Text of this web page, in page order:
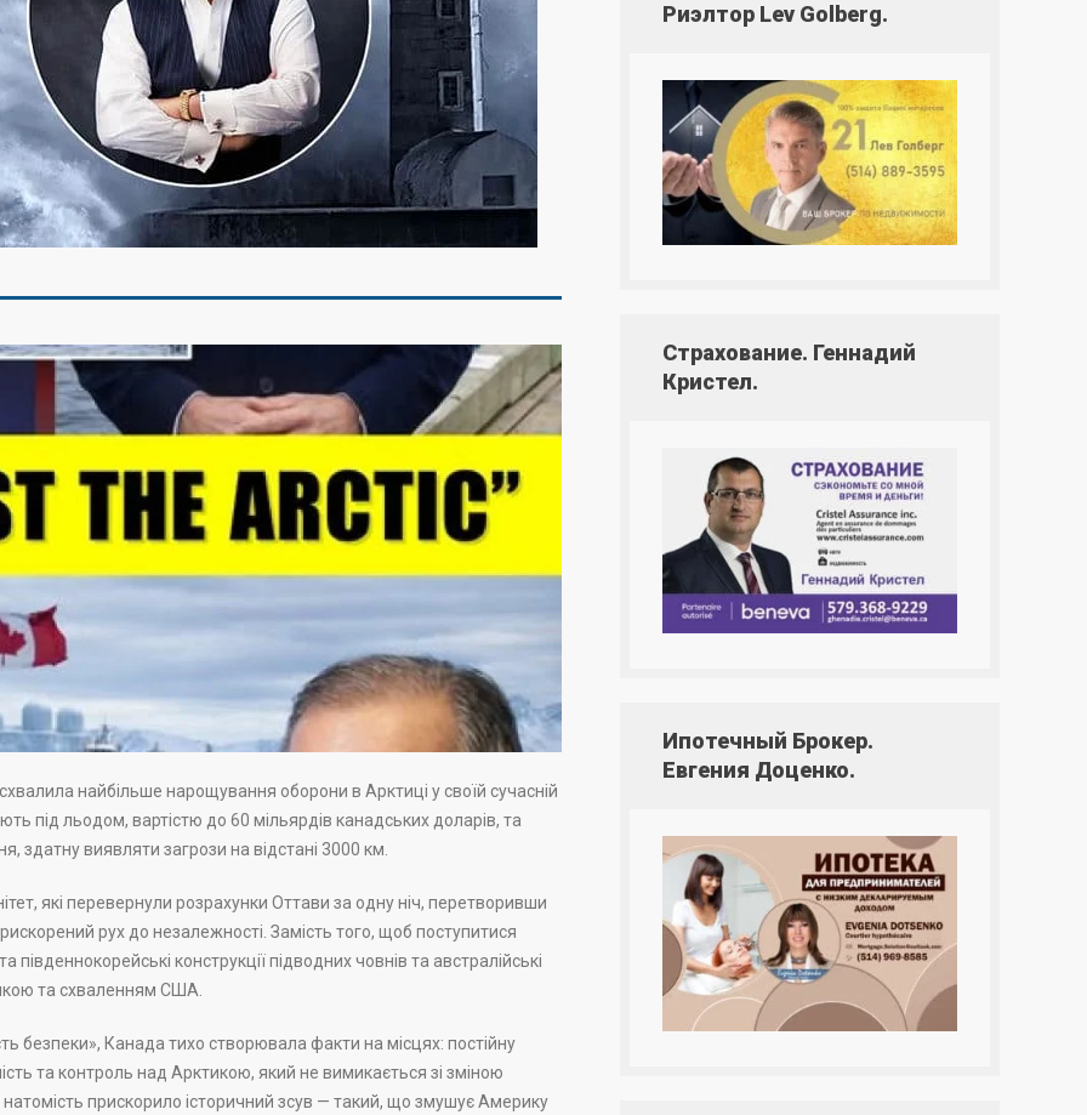
найбільше нарощування оборони в Арктиці у своїй сучасній
під льодом, вартістю до 60 мільярдів канадських доларів, та
здатну виявляти загрози на відстані 3000 км.
які перевернули розрахунки Оттави за одну ніч, перетворивши
рух до незалежності. Замість того, щоб поступитися
конструкції підводних човнів та австралійські
та схваленням США.
безпеки», Канада тихо створювала факти на місцях: постійну
та контроль над Арктикою, який не вимикається зі зміною
прискорило історичний зсув — такий, що змушує Америку
Риэлтор Lev Golberg.
Страхование. Геннадий
Кристел.
Ипотечный Брокер.
Евгения Доценко.